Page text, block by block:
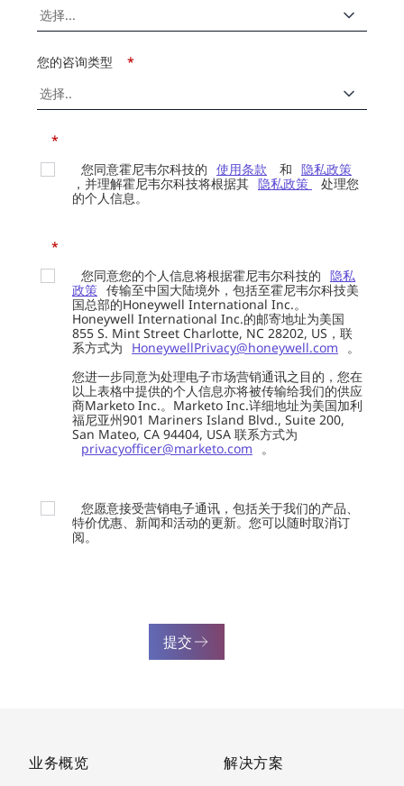
*
您的咨询类型
*
您同意霍尼韦尔科技的 使用条款 和 隐私政策
，并理解霍尼韦尔科技将根据其 隐私政策
处理您
的个人信息。
*
您同意您的个人信息将根据霍尼韦尔科技的 隐私
政策 传输至中国大陆境外，包括至霍尼韦尔科技美
国总部的Honeywell International Inc.。
Honeywell International Inc.的邮寄地址为美国
855 S. Mint Street Charlotte, NC 28202, US，联
系方式为
HoneywellPrivacy@honeywell.com
。
您进一步同意为处理电子市场营销通讯之目的，您在
以上表格中提供的个人信息亦将被传输给我们的供应
商Marketo Inc.。Marketo Inc.详细地址为美国加利
福尼亚州901 Mariners Island Blvd., Suite 200,
San Mateo, CA 94404, USA 联系方式为
privacyofficer@marketo.com
。
您愿意接受营销电子通讯，包括关于我们的产品、
特价优惠、新闻和活动的更新。您可以随时取消订
阅。
提交
业务概览
解决方案